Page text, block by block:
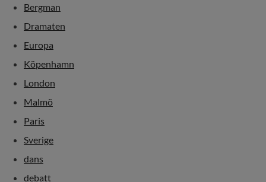
Bergman
Dramaten
Europa
Köpenhamn
London
Malmö
Paris
Sverige
dans
debatt